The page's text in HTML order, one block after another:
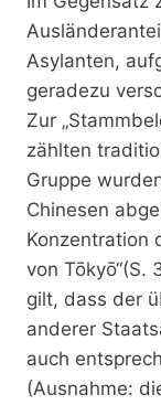
Asylanten,
geradezu
Zur
zählten
Gruppe
Chinesen
Konzentration
von Tōkyō“(S.
gilt, dass der
anderer
auch
(Ausnahme: